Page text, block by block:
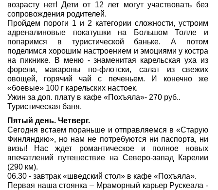
возрасту нет! Дети от 12 лет могут участвовать без
сопровождения родителей.
Пройдем пороги 1 и 2 категории сложности, устроим
адреналиновые покатушки на Большом Толле и
попаримся в туристической баньке. А потом
поделимся хорошим настроением и эмоциями у костра
на пикнике. В меню - знаменитая карельская уха из
форели, макароны по-флотски, салат из свежих
овощей, горячий чай с печеньем. И конечно же
«боевые» 100 г карельских настоек.
Ужин за доп. плату в кафе «Похъяла»- 270 руб..
Туристическая баня.
Пятый день. Четверг.
Сегодня встаем пораньше и отправляемся в «Старую
Финляндию», но нам не потребуются ни паспорта, ни
визы! Нас ждет романтическое и полное новых
впечатлений путешествие на Северо-запад Карелии
(290 км).
06.30 - завтрак «шведский стол» в кафе «Похъяла».
Первая наша стоянка – Мраморный карьер Рускеала -